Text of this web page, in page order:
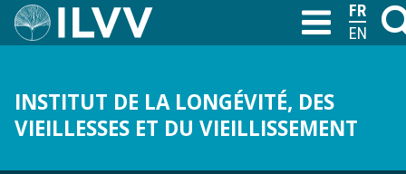
Aller
au
INSTITUT DE LA LONGÉVITÉ, DES
VIEILLESSES ET DU VIEILLISSEMENT
T
ENGLISH